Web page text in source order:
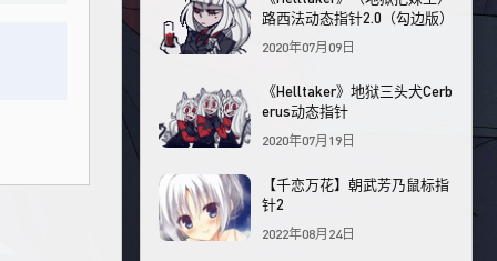
路西法动态指针2.0（勾边版）
2020年07月09日
《Helltaker》地狱三头犬Cerb
erus动态指针
2020年07月19日
【千恋万花】朝武芳乃鼠标指
针2
2022年08月24日